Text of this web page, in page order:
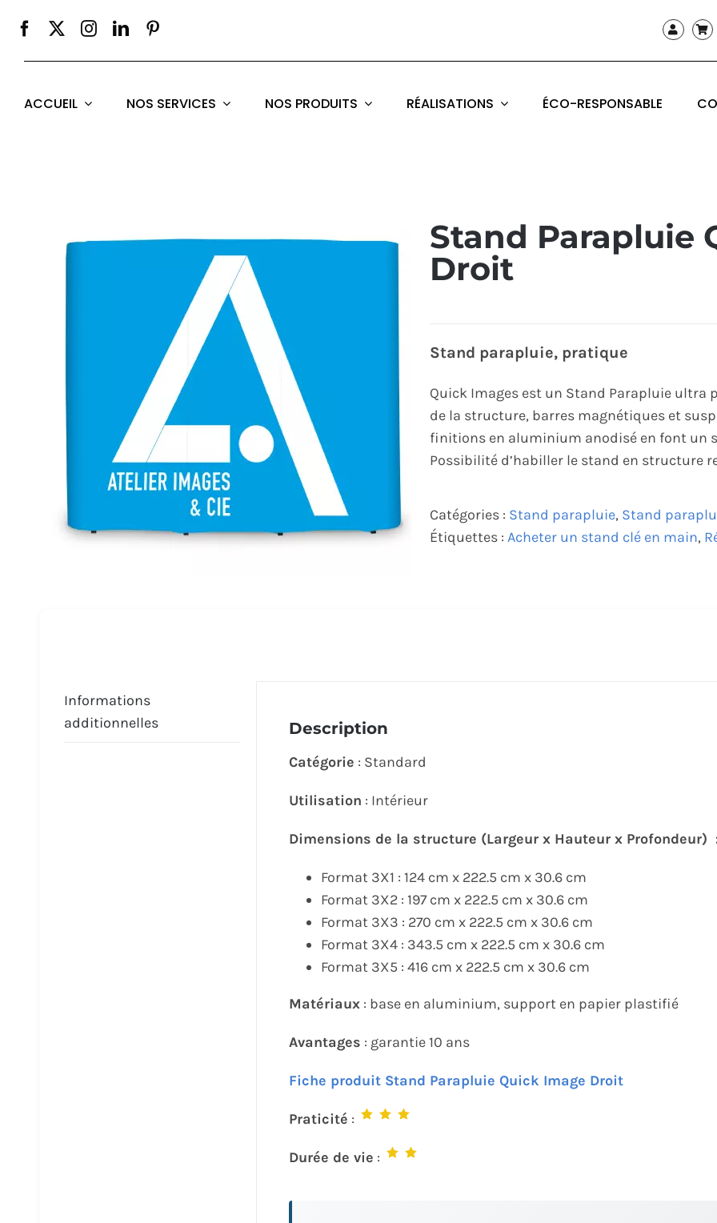
ACCUEIL NOS SERVICES NOS PRODUITS RÉALISATIONS ÉCO-RESPONSABLE
Stand Parapluie
Droit
Stand parapluie, pratique
Quick Images est un Stand Parapluie
de la structure, barres magnétiques et
finitions en aluminium anodisé en font un
Possibilité d’habiller le stand en structure
Catégories : Stand parapluie, Stand
Étiquettes :Acheter un stand clé en main,
Informations
additionnelles
Description
Catégorie : Standard
Utilisation : Intérieur
Dimensions de la structure (Largeur x Hauteur x Profondeur)
Format 3X1 : 124 cm x 222.5 cm x 30.6 cm
Format 3X2 : 197 cm x 222.5 cm x 30.6 cm
Format 3X3 : 270 cm x 222.5 cm x 30.6 cm
Format 3X4 : 343.5 cm x 222.5 cm x 30.6 cm
Format 3X5 : 416 cm x 222.5 cm x 30.6 cm
Matériaux : base en aluminium, support en papier plastifié
Avantages : garantie 10 ans
Fiche produit Stand Parapluie Quick Image Droit
Praticité :
Durée de vie :